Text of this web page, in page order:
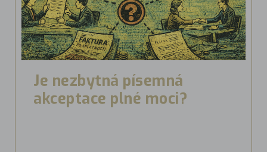
Je nezbytná písemná
akceptace plné moci?